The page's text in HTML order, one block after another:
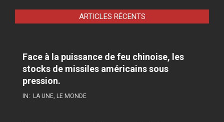
ARTICLES RÉCENTS
Face à la puissance de feu chinoise, les
stocks de missiles américains sous
pression.
IN: LA UNE, LE MONDE